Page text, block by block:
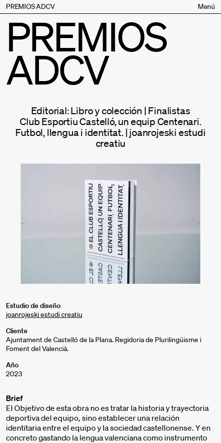
PREMIOS ADCV
Bases
Jurado
Inscripción
Palmarés
Premios especiales
Supporters
Contacto
Menú
PREMIOS
ADCV
Editorial: Libro y colección | Finalistas
Club Esportiu Castelló, un equip Centenari.
Futbol, llengua i identitat. | joanrojeski estudi
creatiu
Estudio de diseño
joanrojeski estudi creatiu
Cliente
Ajuntament de Castelló de la Plana. Regidoria de Plurilingüisme i
Foment del Valencià.
Año
2023
Brief
El Objetivo de esta obra no es tratar la historia y trayectoria
deportiva del equipo, sino establecer una relación
identitaria entre el equipo y la sociedad castellonense. Y en
concreto gastando la lengua valenciana como instrumento